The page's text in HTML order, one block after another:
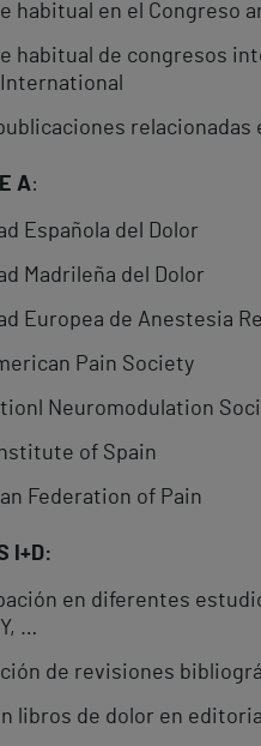
habitual en el Congreso
habitual de congresos
A:
Española del Dolor
Madrileña del Dolor
Europea de Anestesia
Pain Society
Neuromodulation
of Spain
Federation of Pain
I+D:
en diferentes
…
de revisiones
libros de dolor en